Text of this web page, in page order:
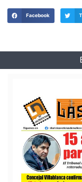
Facebook